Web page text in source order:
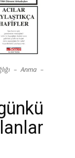
– Anma –